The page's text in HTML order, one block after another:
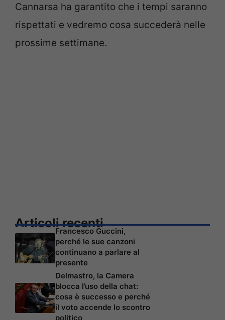
Cannarsa ha garantito che i tempi saranno
rispettati e vedremo cosa succederà nelle
prossime settimane.
Articoli recenti
Francesco Guccini,
perché le sue canzoni
continuano a parlare al
presente
Delmastro, la Camera
blocca l’uso della chat:
cosa è successo e perché
il voto accende lo scontro
politico